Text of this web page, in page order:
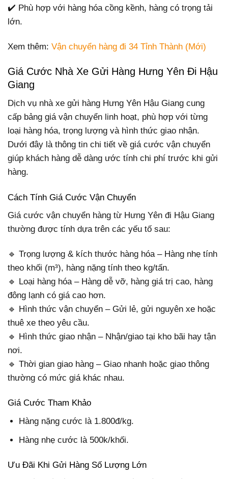
✔️ Phù hợp với hàng hóa cồng kềnh, hàng có trọng tải
lớn.
Xem thêm: Vận chuyển hàng đi 34 Tỉnh Thành (Mới)
Giá Cước Nhà Xe Gửi Hàng Hưng Yên Đi Hậu
Giang
Dịch vụ nhà xe gửi hàng Hưng Yên Hậu Giang cung
cấp bảng giá vận chuyển linh hoạt, phù hợp với từng
loại hàng hóa, trọng lượng và hình thức giao nhận.
Dưới đây là thông tin chi tiết về giá cước vận chuyển
giúp khách hàng dễ dàng ước tính chi phí trước khi gửi
hàng.
Cách Tính Giá Cước Vận Chuyển
Giá cước vận chuyển hàng từ Hưng Yên đi Hậu Giang
thường được tính dựa trên các yếu tố sau:
🔹 Trọng lượng & kích thước hàng hóa – Hàng nhẹ tính
theo khối (m³), hàng nặng tính theo kg/tấn.
🔹 Loại hàng hóa – Hàng dễ vỡ, hàng giá trị cao, hàng
đông lạnh có giá cao hơn.
🔹 Hình thức vận chuyển – Gửi lẻ, gửi nguyên xe hoặc
thuê xe theo yêu cầu.
🔹 Hình thức giao nhận – Nhận/giao tại kho bãi hay tận
nơi.
🔹 Thời gian giao hàng – Giao nhanh hoặc giao thông
thường có mức giá khác nhau.
Giá Cước Tham Khảo
Hàng nặng cước là 1.800đ/kg.
Hàng nhẹ cước là 500k/khối.
Ưu Đãi Khi Gửi Hàng Số Lượng Lớn